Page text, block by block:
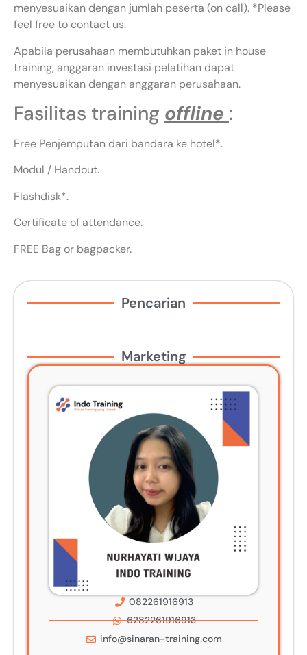
menyesuaikan dengan jumlah peserta (on call). *Please
feel free to contact us.
Apabila perusahaan membutuhkan paket in house
training, anggaran investasi pelatihan dapat
menyesuaikan dengan anggaran perusahaan.
Fasilitas training offline :
Free Penjemputan dari bandara ke hotel*.
Modul / Handout.
Flashdisk*.
Certificate of attendance.
FREE Bag or bagpacker.
Pencarian
Marketing
082261916913
6282261916913
info@sinaran-training.com